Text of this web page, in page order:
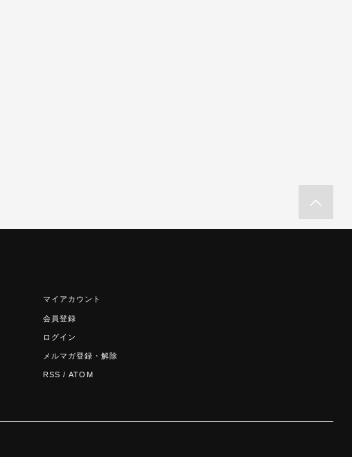
マイアカウント
会員登録
ログイン
メルマガ登録・解除
RSS /ATOM